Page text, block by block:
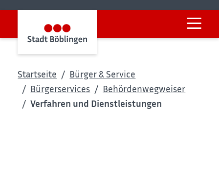
Startseite
Bürger & Service
Bürgerservices
Behördenwegweiser
Verfahren und Dienstleistungen